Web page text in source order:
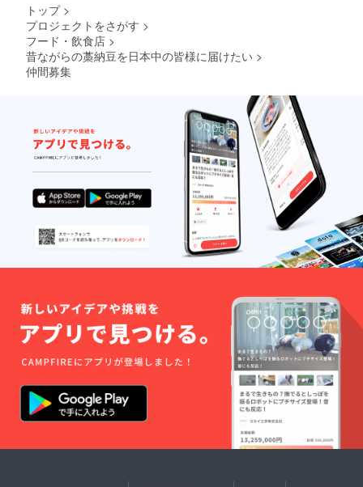
トップ >
プロジェクトをさがす >
フード・飲食店 >
昔ながらの藁納豆を日本中の皆様に届けたい >
仲間募集